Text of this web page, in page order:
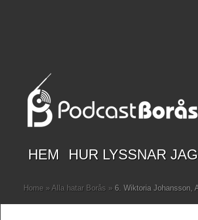
HEM HUR LYSSNAR
Home » Alla hatar Borås » 6. Wiktoria Johansson,